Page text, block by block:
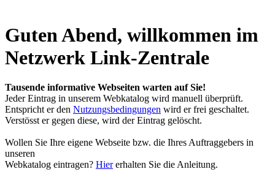
Guten Abend, willkommen im
Netzwerk Link-Zentrale
Tausende informative Webseiten warten auf Sie!
Jeder Eintrag in unserem Webkatalog wird manuell überprüft.
Entspricht er den Nutzungsbedingungen wird er frei geschaltet.
Verstösst er gegen diese, wird der Eintrag gelöscht.
Wollen Sie Ihre eigene Webseite bzw. die Ihres Auftraggebers in
unseren
Webkatalog eintragen? Hiererhalten Sie die Anleitung.